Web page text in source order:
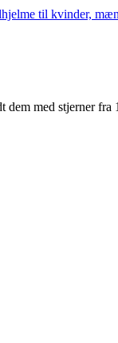
til kvinder,
med stjerner